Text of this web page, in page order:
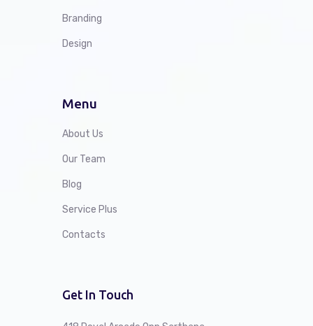
Branding
Design
Menu
About Us
Our Team
Blog
Service Plus
Contacts
Get In Touch